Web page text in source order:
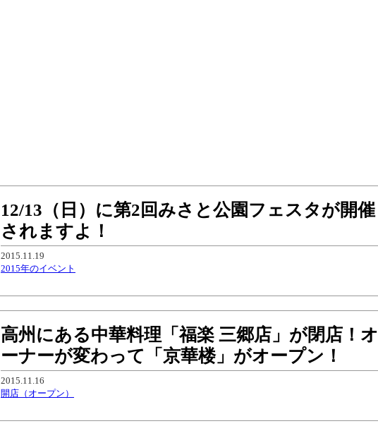
12/13（日）に第2回みさと公園フェスタが開催
されますよ！
2015.11.19
2015年のイベント
高州にある中華料理「福楽 三郷店」が閉店！オ
ーナーが変わって「京華楼」がオープン！
2015.11.16
開店（オープン）